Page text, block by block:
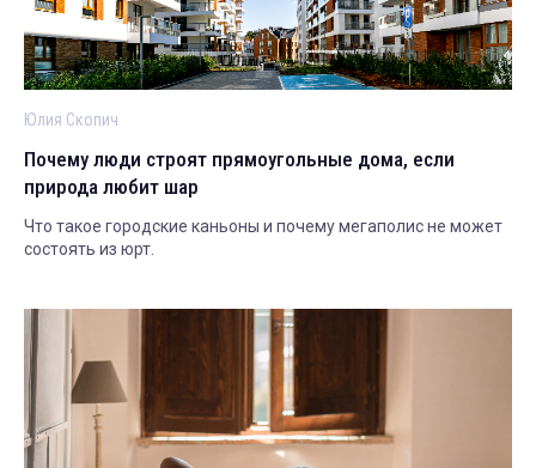
Юлия Скопич
Почему люди строят прямоугольные дома, если
природа любит шар
Что такое городские каньоны и почему мегаполис не может
состоять из юрт.